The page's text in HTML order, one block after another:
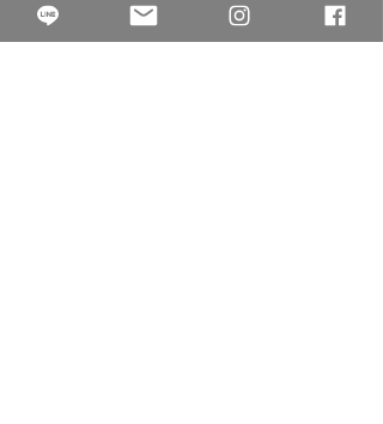
砧板
價格
$50.00
價格
$80.00